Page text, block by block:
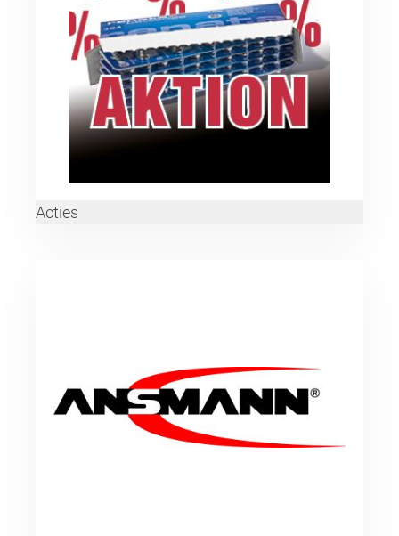
Acties